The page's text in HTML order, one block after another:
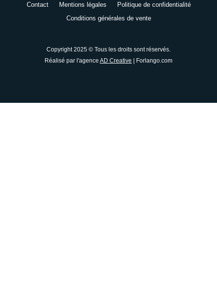
Contact Mentions légales
Politique de confidentialité
Conditions générales de vente
Copyright 2025 © Tous les droits sont réservés.
Réalisé par l'agence AD Creative | Forlango.com